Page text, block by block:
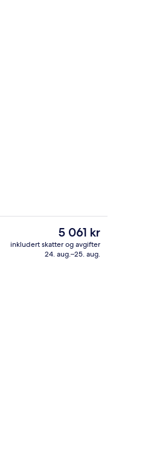
Den
nåværende
prisen
5 061 kr
inkludert skatter og avgifter
24. aug.–25. aug.